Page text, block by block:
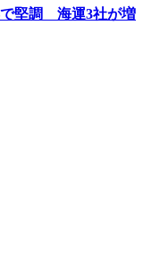
堅調 海運3社が増